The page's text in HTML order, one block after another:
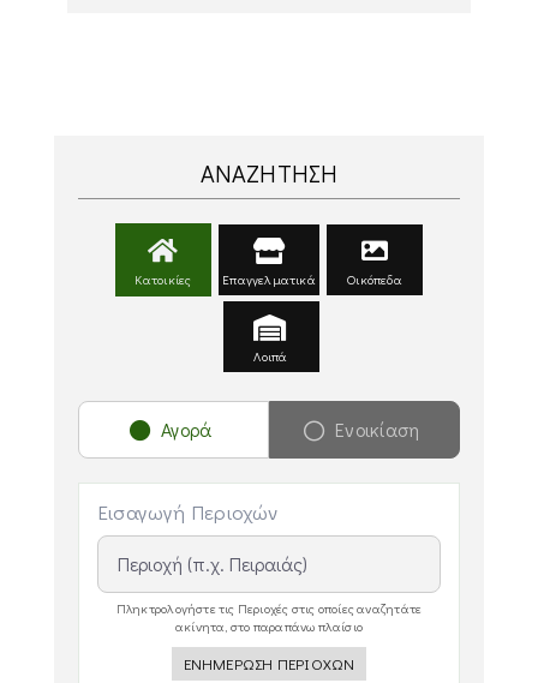
ΑΝΑΖΗΤΗΣΗ
Κατοικίες Επαγγελματικά Οικόπεδα
Λοιπά
Αγορά Ενοικίαση
Εισαγωγή Περιοχών
Πληκτρολογήστε τις Περιοχές στις οποίες αναζητάτε
ακίνητα, στο παραπάνω πλαίσιο
ΕΝΗΜΕΡΩΣΗ ΠΕΡΙΟΧΩΝ